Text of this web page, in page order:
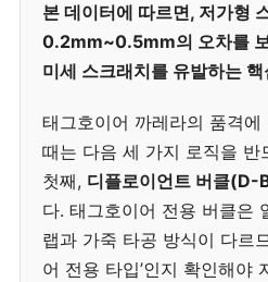
본 데이터에 따르면, 저가형
0.2mm~0.5mm의 오차를
미세 스크래치를 유발하는
태그호이어 까레라의 품격
때는 다음 세 가지 로직을 반
첫째, 디플로이언트 버클(D-
다. 태그호이어 전용 버클은
랩과 가죽 타공 방식이 다르
어 전용 타입’인지 확인해야